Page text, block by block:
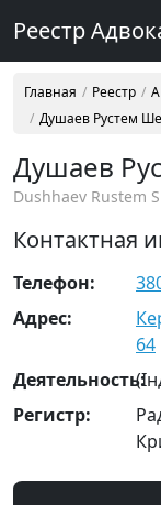
Реестр
Главная Реестр
Душаев Рустем
Душаев
Dushhaev Rustem
Контактная
Телефон:
Адрес:
64
Деятельность:
Регистр: